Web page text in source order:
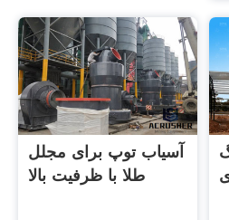
آسیاب توپ برای مجلل
طلا با ظرفیت بالا